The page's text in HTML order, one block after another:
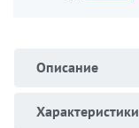
Описание
Характеристики